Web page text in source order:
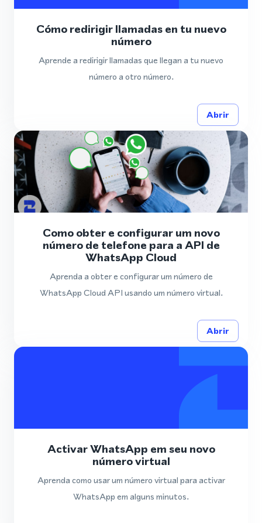
Cómo redirigir llamadas en tu nuevo
número
Aprende a redirigir llamadas que llegan a tu nuevo
número a otro número.
Abrir
Como obter e configurar um novo
número de telefone para a API de
WhatsApp Cloud
Aprenda a obter e configurar um número de
WhatsApp Cloud API usando um número virtual.
Abrir
Activar WhatsApp em seu novo
número virtual
Aprenda como usar um número virtual para activar
WhatsApp em alguns minutos.